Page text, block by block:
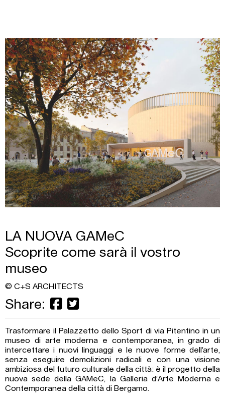
LA NUOVA GAMeC
Scoprite come sarà il vostro
museo
© C+S ARCHITECTS
Share:
Trasformare il Palazzetto dello Sport di via Pitentino in un
museo di arte moderna e contemporanea, in grado di
intercettare i nuovi linguaggi e le nuove forme dell’arte,
senza eseguire demolizioni radicali e con una visione
ambiziosa del futuro culturale della città: è il progetto della
nuova sede della GAMeC, la Galleria d’Arte Moderna e
Contemporanea della città di Bergamo.